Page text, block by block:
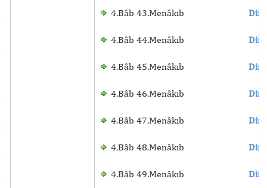
4.Bâb 43.Menâkıb
4.Bâb 44.Menâkıb
4.Bâb 45.Menâkıb
4.Bâb 46.Menâkıb
4.Bâb 47.Menâkıb
4.Bâb 48.Menâkıb
4.Bâb 49.Menâkıb